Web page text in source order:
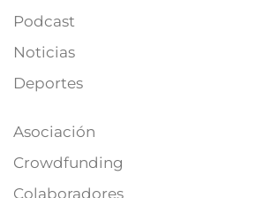
Podcast
Noticias
Deportes
Asociación
Crowdfunding
Colaboradores